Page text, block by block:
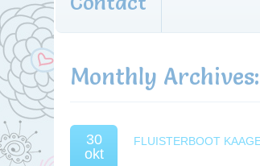
Monthly Archives:
30
okt
FLUISTERBOOT